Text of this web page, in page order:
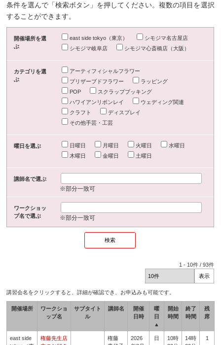
条件を選んで「検索ボタン」を押してください。複数の項目を選択
することができます。
開催場所を選
ぶ
east side tokyo（東京）
シモジマ名古屋店
シモジマ岐阜店
シモジマ心斎橋店（大阪）
カテゴリを選
ぶ
アーティフィシャルフラワー
プリザーブドフラワー
ラッピング
POP
スクラップブッキング
ハワイアンリボンレイ
ウェディング関連
クラフト
ディスプレイ
その他手芸・工芸
曜日を選ぶ 日曜日 月曜日 火曜日
水曜日
木曜日
金曜日 土曜日
講師名で選ぶ
※部分一致可
ワークショッ
プ名で選ぶ
※部分一致可
1 - 10件 /93件
講習会名をクリックすると、詳細が確認でき、お申込みも可能です。
開催場所
ワークショ
ップ名
サブタイト
ル
講師名
開催
日時
曜
日
▲
開始
時間
終了
時間
残
席
east side
権藤先生店
権藤
2026
日
10時
14時
1